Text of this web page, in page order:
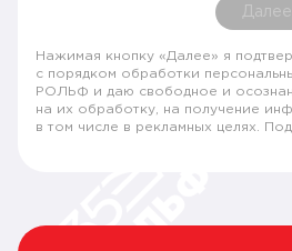
Далее
Нажимая кнопку «Далее» я
с порядком обработки
РОЛЬФ и даю свободное и
на их обработку, на получение
в том числе в рекламных целях.